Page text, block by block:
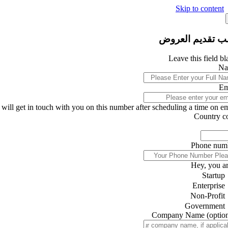
Skip to content
تقديم العروض
Leave this field
get in touch with you on this number after scheduling a time on
Country
Phone
Hey, you
Startup
Enterprise
Non-Profit
Government
Company Name